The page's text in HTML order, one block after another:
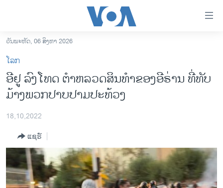
ເຂົ້າ
ຫາ
ຂ້າມ
ຂ້າມ
ຂ້າມ
ຫາ
ລາວ
ອາເມຣິກາ
ຂ່າວ​ຈີນ
ໂລກ
ເອເຊຍ
ອິດສະຫຼະພາບດ້ານການຂ່າວ
ວັນພະຫັດ, 06 ສິງຫາ 2026
ໂລກ
​ອີ​ຢູ ລົງ​ໂທດ ຕຳ​ຫລວດ​ສິນ​ທຳ​ຂອງ​ອີ​ຣ່ານ ທີ່ທັບ​
ມ້າງ​ພວກ​ປາບ​ປາມ​ປະ​ທ້ວງ
18,10,2022
ແຊຣ໌